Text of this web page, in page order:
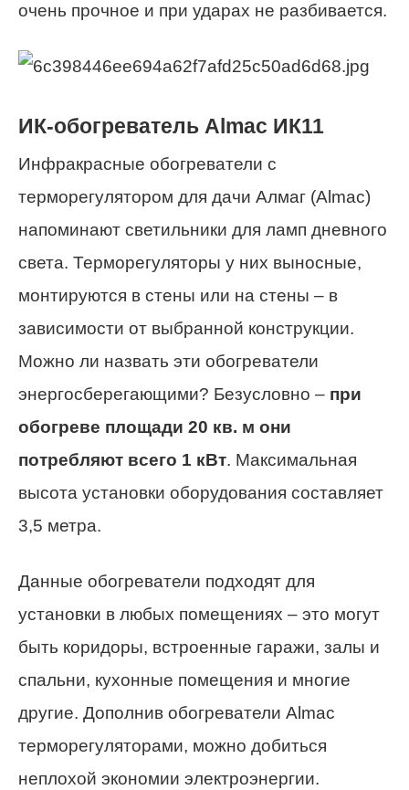
очень прочное и при ударах не разбивается.
ИК-обогреватель Almac ИК11
Инфракрасные обогреватели с
терморегулятором для дачи Алмаг (Almac)
напоминают светильники для ламп дневного
света. Терморегуляторы у них выносные,
монтируются в стены или на стены – в
зависимости от выбранной конструкции.
Можно ли назвать эти обогреватели
энергосберегающими? Безусловно – при
обогреве площади 20 кв. м они
потребляют всего 1 кВт. Максимальная
высота установки оборудования составляет
3,5 метра.
Данные обогреватели подходят для
установки в любых помещениях – это могут
быть коридоры, встроенные гаражи, залы и
спальни, кухонные помещения и многие
другие. Дополнив обогреватели Almac
терморегуляторами, можно добиться
неплохой экономии электроэнергии.